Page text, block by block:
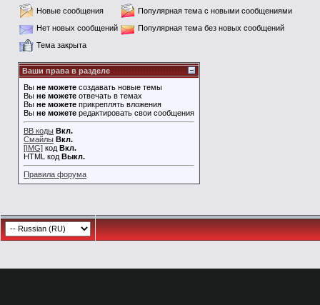
Новые сообщения
Популярная тема с новыми сообщениями
Нет новых сообщений
Популярная тема без новых сообщений
Тема закрыта
Ваши права в разделе
Вы не можете создавать новые темы
Вы не можете отвечать в темах
Вы не можете прикреплять вложения
Вы не можете редактировать свои сообщения
BB коды Вкл.
Смайлы Вкл.
[IMG] код Вкл.
HTML код Выкл.
Правила форума